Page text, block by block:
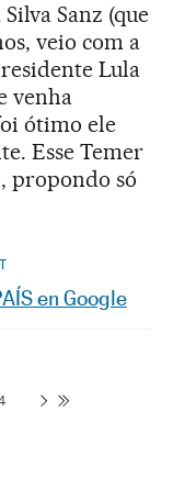
Sanz (que
veio com a
Lula
venha
ótimo ele
Esse Temer
propondo só
Sociales
en Google